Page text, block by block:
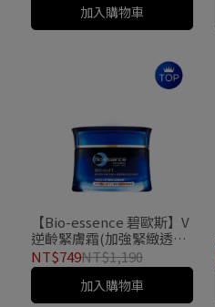
加入購物車
【Bio-essence 碧歐斯】V
逆齡緊膚霜(加強緊緻透
亮)45g（乳霜）
NT$749NT$1,190
加入購物車